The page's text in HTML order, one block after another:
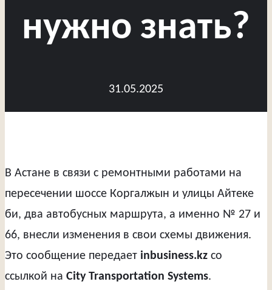
нужно знать?
31.05.2025
В Астане в связи с ремонтными работами на
пересечении шоссе Коргалжын и улицы Айтеке
би, два автобусных маршрута, а именно № 27 и
66, внесли изменения в свои схемы движения.
Это сообщение передает inbusiness.kz со
ссылкой на City Transportation Systems.